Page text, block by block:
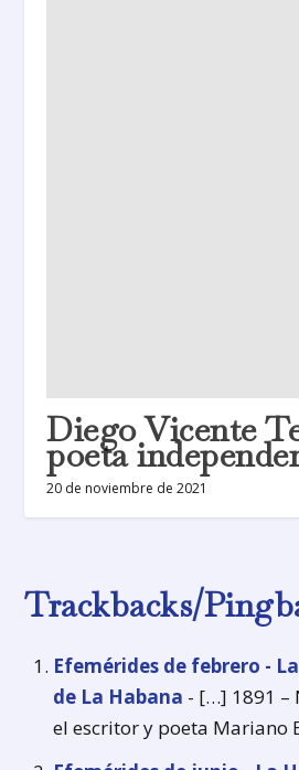
Diego Vicente
poeta
20 de noviembre de 2021
Trackbacks/
Efemérides de febrero -
de La Habana - […] 1891 –
el escritor y poeta Mariano